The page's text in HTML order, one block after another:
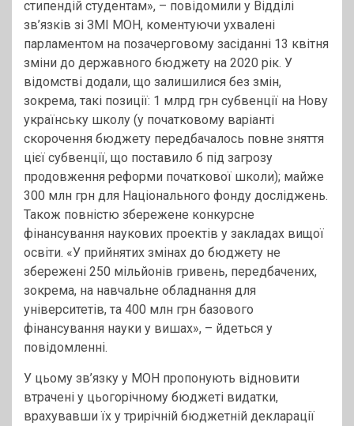
стипендій студентам», – повідомили у Відділі
зв’язків зі ЗМІ МОН, коментуючи ухвалені
парламентом на позачерговому засіданні 13 квітня
зміни до державного бюджету на 2020 рік. У
відомстві додали, що залишилися без змін,
зокрема, такі позиції: 1 млрд грн субвенції на Нову
українську школу (у початковому варіанті
скорочення бюджету передбачалось повне зняття
цієї субвенції, що поставило б під загрозу
продовження реформи початкової школи); майже
300 млн грн для Національного фонду досліджень.
Також повністю збережене конкурсне
фінансування наукових проектів у закладах вищої
освіти. «У прийнятих змінах до бюджету не
збережені 250 мільйонів гривень, передбачених,
зокрема, на навчальне обладнання для
університетів, та 400 млн грн базового
фінансування науки у вишах», – йдеться у
повідомленні.
У цьому зв’язку у МОН пропонують відновити
втрачені у цьогорічному бюджеті видатки,
врахувавши їх у трирічній бюджетній декларації